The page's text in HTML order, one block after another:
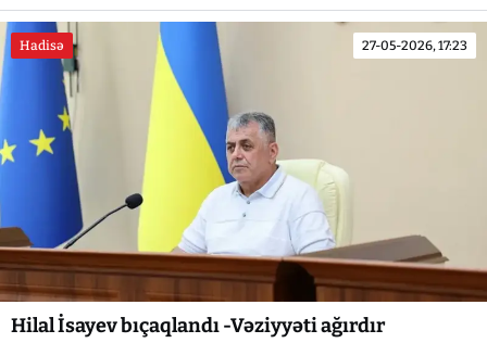
Hadisə 27-05-2026, 17:23
Hilal İsayev bıçaqlandı -Vəziyyəti ağırdır